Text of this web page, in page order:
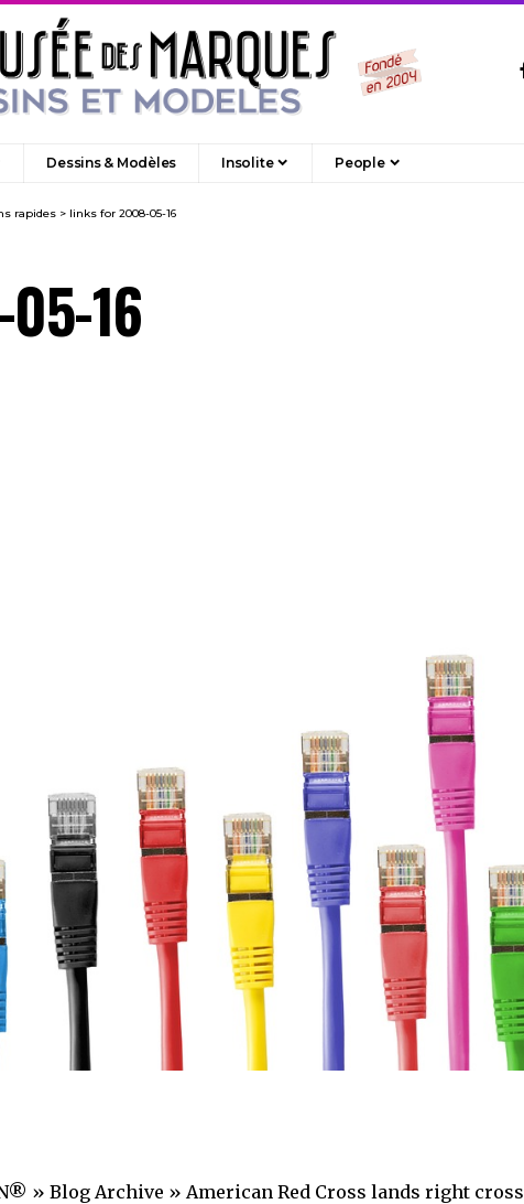
Dessins & Modèles Insolite People
rapides > links for 2008-05-16
16
» Blog Archive » American Red Cross lands right cross